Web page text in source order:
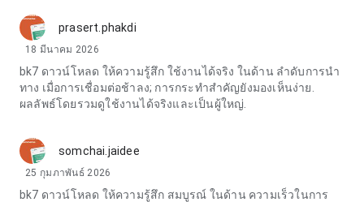
prasert.phakdi
18 มีนาคม 2026
bk7 ดาวน์โหลด ให้ความรู้สึก ใช้งานได้จริง ในด้าน ลำดับการนำ
ทาง เมื่อการเชื่อมต่อช้าลง; การกระทำสำคัญยังมองเห็นง่าย.
ผลลัพธ์โดยรวมดูใช้งานได้จริงและเป็นผู้ใหญ่.
somchai.jaidee
25 กุมภาพันธ์ 2026
bk7 ดาวน์โหลด ให้ความรู้สึก สมบูรณ์ ในด้าน ความเร็วในการ